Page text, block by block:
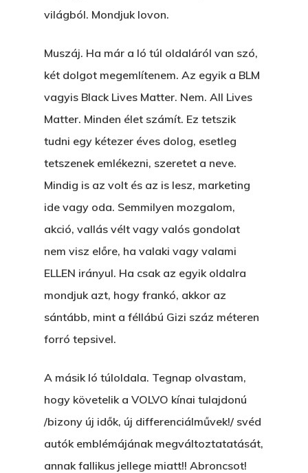
világból. Mondjuk lovon.
Muszáj. Ha már a ló túl oldaláról van szó,
két dolgot megemlítenem. Az egyik a BLM
vagyis Black Lives Matter. Nem. All Lives
Matter. Minden élet számít. Ez tetszik
tudni egy kétezer éves dolog, esetleg
tetszenek emlékezni, szeretet a neve.
Mindig is az volt és az is lesz, marketing
ide vagy oda. Semmilyen mozgalom,
akció, vallás vélt vagy valós gondolat
nem visz előre, ha valaki vagy valami
ELLEN irányul. Ha csak az egyik oldalra
mondjuk azt, hogy frankó, akkor az
sántább, mint a féllábú Gizi száz méteren
forró tepsivel.
A másik ló túloldala. Tegnap olvastam,
hogy követelik a VOLVO kínai tulajdonú
/bizony új idők, új differenciálművek!/ svéd
autók emblémájának megváltoztatatását,
annak fallikus jellege miatt!! Abroncsot!